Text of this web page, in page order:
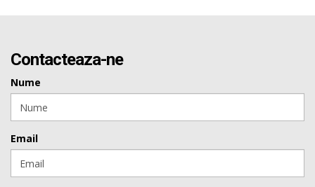
Contacteaza-ne
Nume
Email